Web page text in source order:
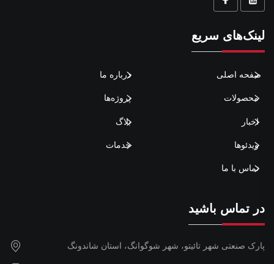
لینک‌های سریع
صفحه اصلی درباره ما
محصولات پروژه‌ها
اخبار بلاگ
ویدئوها خدمات
تماس با ما
در تماس باشید
پارک صنعتی شهر تائیتو، شهر شوگوانگ، استان شاندونگ